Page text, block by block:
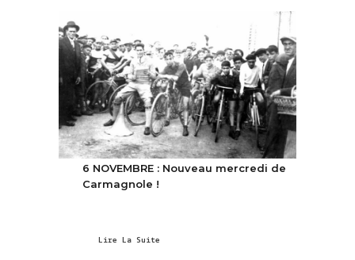
6 NOVEMBRE : Nouveau mercredi de
Carmagnole !
Lire La Suite